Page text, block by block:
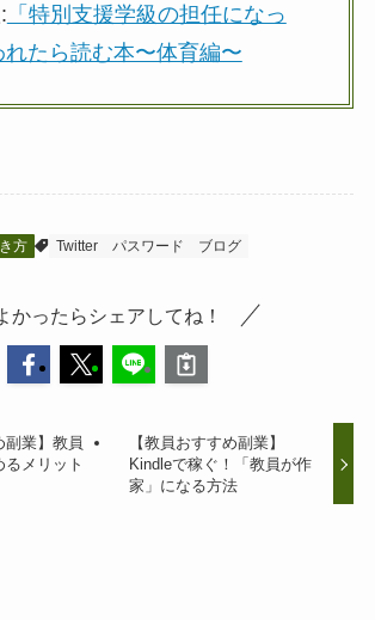
「特別支援学級の担任になっ
れたら読む本〜体育編〜
方 Twitter パスワード ブログ
かったらシェアしてね！
副業】教員
メリット
【教員おすすめ副業】
Kindleで稼ぐ！「教員が作
家」になる方法